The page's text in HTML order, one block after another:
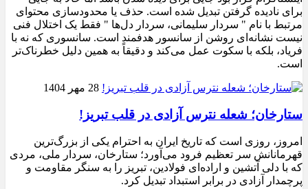
برای نادیده گرفتن تبدیل شده است. حذف یا محدودسازی محتوای
مرتبط با نام " سردار سلیمانی، سردار دل‌ها " فقط یک اختلال فنی
نیست نشانه‌ای روشن از سانسور هدفمند است. سانسوری که نه با
فریاد، بلکه با سکوت عمل می‌کند و دقیقاً به همین دلیل خطرناک‌تر
است.
28 مهر 1404
ستارخان؛ شعله نترس آزادی در قلب تبریز!
امروز، روزی است که تاریخ ایران به احترام یکی از بزرگ‌ترین
قهرمانانش سر تعظیم فرود می‌آورد؛ ستارخان، سردار ملی، مردی
که با دلی آتشین و اراده‌ای فولادین، تبریز را به سنگر مقاومت و
پرچمدار آزادی در برابر استبداد تبدیل کرد.